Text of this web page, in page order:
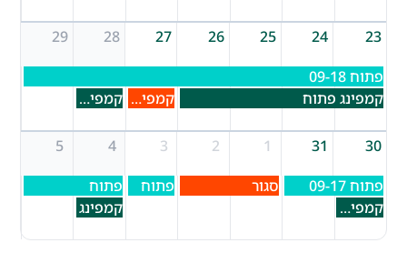
23
24
25
26
27
28
29
פתוח 09-18
קמפינג פתוח
קמפינג מלא קמפינג פתוח
30
31
פתוח 09-17
סגור
פתוח
קמפינג פתוח
פתוח
קמפינג